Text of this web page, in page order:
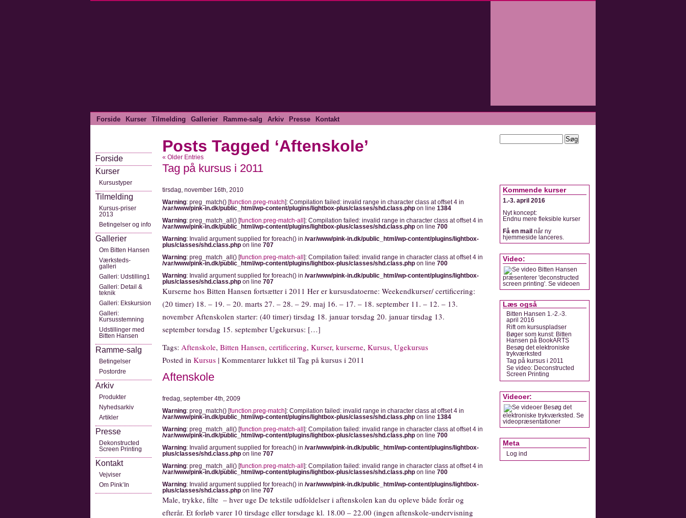
Forside Kurser Tilmelding Gallerier Ramme-salg Arkiv Presse Kontakt
Posts Tagged ‘Aftenskole’
« Older Entries
Tag på kursus i 2011
tirsdag, november 16th, 2010
Warning: preg_match() [function.preg-match]: Compilation failed: invalid range in character class at offset 4 in
/var/www/pink-in.dk/public_html/wp-content/plugins/lightbox-plus/classes/shd.class.php on line 1384
Warning: preg_match_all() [function.preg-match-all ]: Compilation failed: invalid range in character class at offset 4 in
/var/www/pink-in.dk/public_html/wp-content/plugins/lightbox-plus/classes/shd.class.php on line 700
Warning: Invalid argument supplied for foreach() in /var/www/pink-in.dk/public_html/wp-content/plugins/lightbox-
plus/classes/shd.class.php on line 707
Warning: preg_match_all() [function.preg-match-all ]: Compilation failed: invalid range in character class at offset 4 in
/var/www/pink-in.dk/public_html/wp-content/plugins/lightbox-plus/classes/shd.class.php on line 700
Warning: Invalid argument supplied for foreach() in /var/www/pink-in.dk/public_html/wp-content/plugins/lightbox-
plus/classes/shd.class.php on line 707
Kurserne hos Bitten Hansen fortsætter i 2011 Her er kursusdatoerne: Weekendkurser/ certificering:
(20 timer) 18. – 19. – 20. marts 27. – 28. – 29. maj 16. – 17. – 18. september 11. – 12. – 13.
november Aftenskolen starter: (40 timer) tirsdag 18. januar torsdag 20. januar tirsdag 13.
september torsdag 15. september Ugekursus: […]
Tags: Aftenskole, Bitten Hansen, certificering, Kurser, kurserne, Kursus, Ugekursus
Posted in Kursus | Kommentarer lukket til Tag på kursus i 2011
Aftenskole
fredag, september 4th, 2009
Warning: preg_match() [function.preg-match]: Compilation failed: invalid range in character class at offset 4 in
/var/www/pink-in.dk/public_html/wp-content/plugins/lightbox-plus/classes/shd.class.php on line 1384
Warning: preg_match_all() [function.preg-match-all ]: Compilation failed: invalid range in character class at offset 4 in
/var/www/pink-in.dk/public_html/wp-content/plugins/lightbox-plus/classes/shd.class.php on line 700
Warning: Invalid argument supplied for foreach() in /var/www/pink-in.dk/public_html/wp-content/plugins/lightbox-
plus/classes/shd.class.php on line 707
Warning: preg_match_all() [function.preg-match-all ]: Compilation failed: invalid range in character class at offset 4 in
/var/www/pink-in.dk/public_html/wp-content/plugins/lightbox-plus/classes/shd.class.php on line 700
Warning: Invalid argument supplied for foreach() in /var/www/pink-in.dk/public_html/wp-content/plugins/lightbox-
plus/classes/shd.class.php on line 707
Male, trykke, filte – hver uge De tekstile udfoldelser i aftenskolen kan du opleve både forår og
efterår. Et forløb varer 10 tirsdage eller torsdage kl. 18.00 – 22.00 (ingen aftenskole-undervisning
Forside
Kurser
Kursustyper
Tilmelding
Kursus-priser
2013
Betingelser og info
Gallerier
Om Bitten Hansen
Værksteds-
galleri
Galleri: Udstilling1
Galleri: Detail &
teknik
Galleri: Ekskursion
Galleri:
Kursusstemning
Udstillinger med
Bitten Hansen
Ramme-salg
Betingelser
Postordre
Arkiv
Produkter
Nyhedsarkiv
Artikler
Presse
Dekonstructed
Screen Printing
Kontakt
Vejviser
Om Pink’In
Kommende kurser
1.-3. april 2016
Nyt koncept:
Endnu mere fleksible kurser
Få en mail når ny
hjemmeside lanceres.
Video:
Bitten Hansen
præsenterer 'deconstructed
screen printing'. Se videoen
Læs også
Bitten Hansen 1.-2.-3.
april 2016
Rift om kursuspladser
Bøger som kunst: Bitten
Hansen på BookARTS
Besøg det elektroniske
trykværksted
Tag på kursus i 2011
Se video: Deconstructed
Screen Printing
Videoer:
Besøg det
elektroniske trykværksted. Se
video­præsentationer
Meta
Log ind